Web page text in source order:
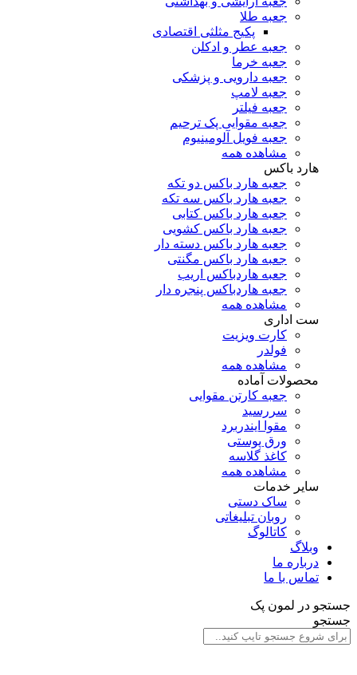
جعبه طلا
پکیج مثلثی اقتصادی
جعبه عطر و ادکلن
جعبه خرما
جعبه دارویی و پزشکی
جعبه لامپ
جعبه فیلتر
جعبه مقوایی پک ترحیم
جعبه فویل آلومینیوم
مشاهده همه
هارد باکس
جعبه هارد باکس دو تکه
جعبه هارد باکس سه تکه
جعبه هارد باکس کتابی
جعبه هارد باکس کشویی
جعبه هارد باکس دسته دار
جعبه هارد باکس مگنتی
جعبه هاردباکس اریب
جعبه هاردباکس پنجره دار
مشاهده همه
ست اداری
کارت ویزیت
فولدر
مشاهده همه
محصولات آماده
جعبه کارتن مقوایی
سررسید
مقوا ایندربرد
ورق پوستی
کاغذ گلاسه
مشاهده همه
سایر خدمات
ساک دستی
روبان تبلیغاتی
کاتالوگ
وبلاگ
درباره ما
تماس با ما
جستجو در لمون پک
جستجو